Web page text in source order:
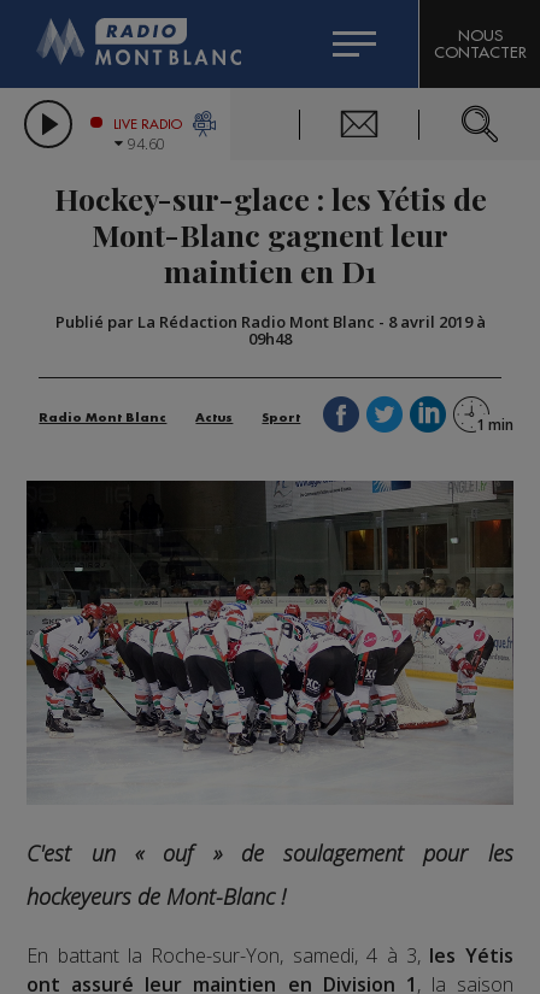
LES CHRONIQUES DE L'EXPERT
CITIZEN MACHINERY
GRAND MASSIF DOMAINES SKIABLES
BIGARD
COMPAGNIE DU MONT-BLANC
NOUS
CONTACTER
LIVE RADIO
94.60
Hockey-sur-glace : les Yétis de
Mont-Blanc gagnent leur
maintien en D1
Publié par La Rédaction Radio Mont Blanc - 8 avril 2019 à
09h48
Radio Mont Blanc Actus Sport
C'est un « ouf » de soulagement pour les
hockeyeurs de Mont-Blanc !
En battant la Roche-sur-Yon, samedi, 4 à 3, les Yétis
ont assuré leur maintien en Division 1, la saison